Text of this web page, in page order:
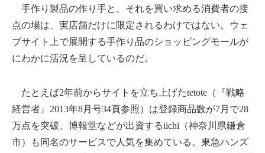
手作り製品の作り手と、それを買い求める消費者の接
点の場は、実店舗だけに限定されるわけではない。ウェ
ブサイト上で展開する手作り品のショッピングモールが
にわかに活況を呈しているのだ。
たとえば2年前からサイトを立ち上げたtetote（『戦略
経営者』2013年8月号34頁参照）は登録商品数が7月で28
万点を突破、博報堂などが出資するiichi（神奈川県鎌倉
市）も同名のサービスで人気を集めている。東急ハンズ